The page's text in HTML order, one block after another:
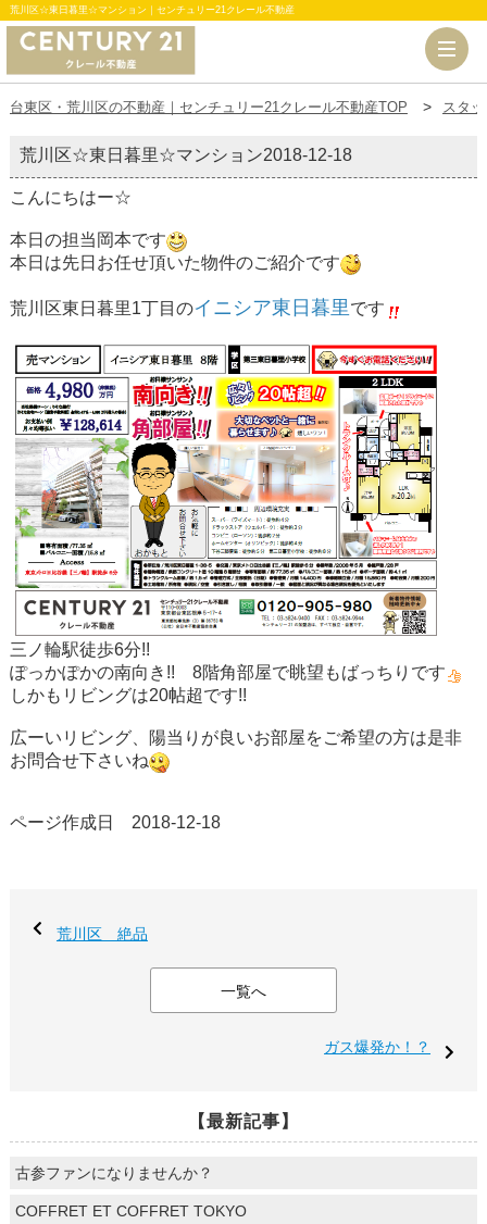
荒川区☆東日暮里☆マンション｜センチュリー21クレール不動産
台東区・荒川区の不動産｜センチュリー21クレール不動産TOP スタ
荒川区☆東日暮里☆マンション2018-12-18
こんにちはー☆
本日の担当岡本です
本日は先日お任せ頂いた物件のご紹介です
荒川区東日暮里1丁目のイニシア東日暮里です
三ノ輪駅徒歩6分!!
ぽっかぽかの南向き!! 8階角部屋で眺望もばっちりです
しかもリビングは20帖超です!!
広ーいリビング、陽当りが良いお部屋をご希望の方は是非
お問合せ下さいね
ページ作成日 2018-12-18
荒川区 絶品
一覧へ
ガス爆発か！？
【最新記事】
古参ファンになりませんか？
COFFRET ET COFFRET TOKYO